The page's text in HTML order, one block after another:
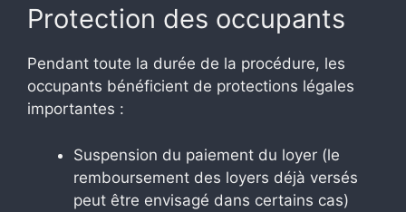
Protection des occupants
Pendant toute la durée de la procédure, les
occupants bénéficient de protections légales
importantes :
Suspension du paiement du loyer (le
remboursement des loyers déjà versés
peut être envisagé dans certains cas)